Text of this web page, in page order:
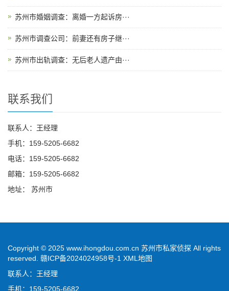
苏州市婚姻调查：离婚一方起诉房···
苏州市调查公司：前妻还有房子继···
苏州市出轨调查：无后老人遗产由···
联系我们
联系人：王经理
手机：159-5205-6682
电话：159-5205-6682
邮箱：159-5205-6682
地址： 苏州市
Copyright © 2025 www.ihongdou.com.cn 苏州市私家侦探 All rights
reserved. 赣ICP备2024024958号-1 XML地图
联系人：王经理
手机：159-5205-6682